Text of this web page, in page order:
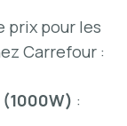
prix pour les
Carrefour :
: